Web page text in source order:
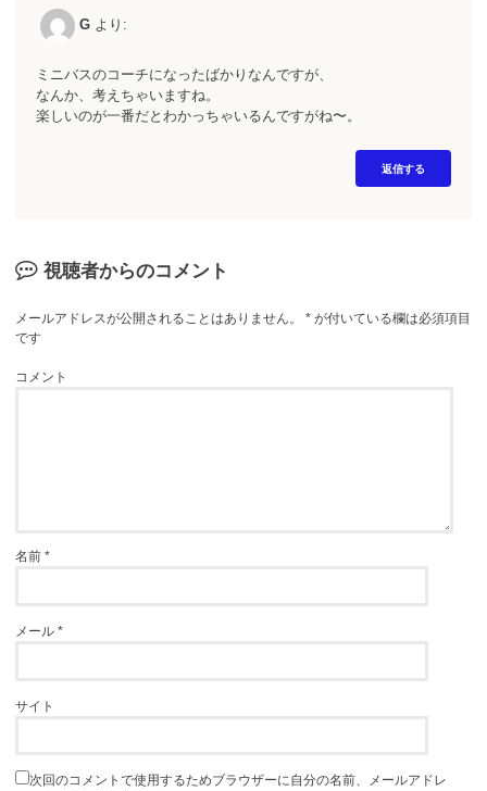
G より:
ミニバスのコーチになったばかりなんですが、
なんか、考えちゃいますね。
楽しいのが一番だとわかっちゃいるんですがね〜。
返信する
視聴者からのコメント
メールアドレスが公開されることはありません。 * が付いている欄は必須項目
です
コメント
名前*
メール*
サイト
次回のコメントで使用するためブラウザーに自分の名前、メールアドレ